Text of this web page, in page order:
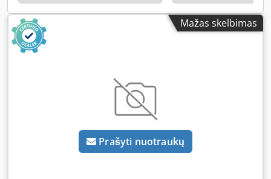
Mažas skelbimas
Prašyti nuotraukų